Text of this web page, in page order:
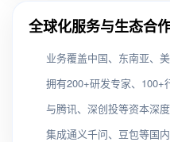
全球化服务与生态合
业务覆盖中国、东南亚、
拥有200+研发专家、100+
与腾讯、深创投等资本深
集成通义千问、豆包等国